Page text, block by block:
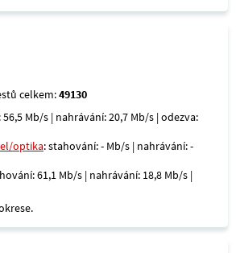
celkem:49130
Mb/s | nahrávání: 20,7 Mb/s | odezva:
optika: stahování: - Mb/s | nahrávání: -
61,1 Mb/s | nahrávání: 18,8 Mb/s |